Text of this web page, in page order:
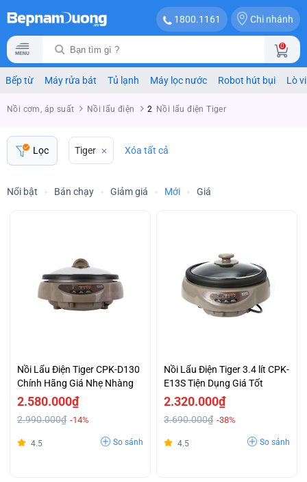
1800.1161 Chi nhánh
0
Bếp từ Máy rửa bát Tủ lạnh Máy lọc nước Robot hút bụi Lò
Nồi cơm, áp suất Nồi lẩu điện 2 Nồi lẩu điện Tiger
Lọc Tiger Xóa tất cả
Nổi bật Bán chạy Giảm giá Mới Giá
Nồi Lẩu Điện Tiger CPK-D130
Chính Hãng Giá Nhẹ Nhàng
2.580.000₫
2.990.000₫ -14%
4.5 So sánh
Nồi Lẩu Điện Tiger 3.4 lít CPK-
E13S Tiện Dụng Giá Tốt
2.320.000₫
3.690.000₫ -38%
4.5 So sánh